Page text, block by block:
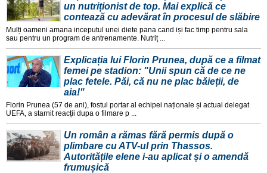
un nutriționist de top. Mai explică ce
contează cu adevărat în procesul de slăbire
Mulți oameni amana inceputul unei diete pana cand iși fac timp pentru sala
sau pentru un program de antrenamente. Nutriț ...
Explicația lui Florin Prunea, după ce a filmat
femei pe stadion: "Unii spun că de ce ne
plac fetele. Păi, că nu ne plac băieții, de
aia!"
Florin Prunea (57 de ani), fostul portar al echipei naționale și actual delegat
UEFA, a starnit reacții dupa o filmare p ...
Un român a rămas fără permis după o
plimbare cu ATV-ul prin Thassos.
Autoritățile elene i-au aplicat și o amendă
frumușică